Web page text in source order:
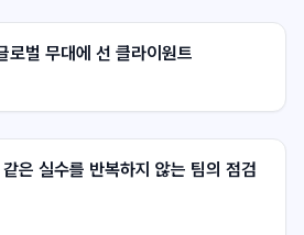
로벌 무대에 선 클라이원트
은 실수를 반복하지 않는 팀의 점검